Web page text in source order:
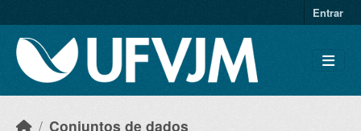
Entrar
Conjuntos de dados